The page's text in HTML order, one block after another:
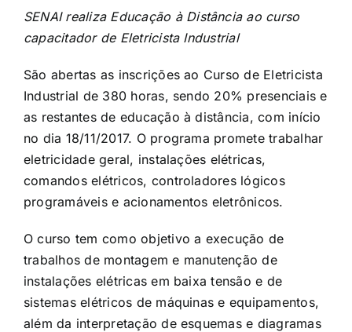
SENAI realiza Educação àDistânciaao curso
capacitador de Eletricista Industrial
São abertas as inscrições ao Curso de Eletricista
Industrial de 380 horas, sendo 20% presenciais e
as restantes de educação à distância, com início
no dia 18/11/2017. O programa promete trabalhar
eletricidade geral, instalações elétricas,
comandos elétricos, controladores lógicos
programáveis e acionamentos eletrônicos.
O curso tem como objetivo a execução de
trabalhos de montagem e manutenção de
instalações elétricas em baixa tensão e de
sistemas elétricos de máquinas e equipamentos,
além da interpretação de esquemas e diagramas